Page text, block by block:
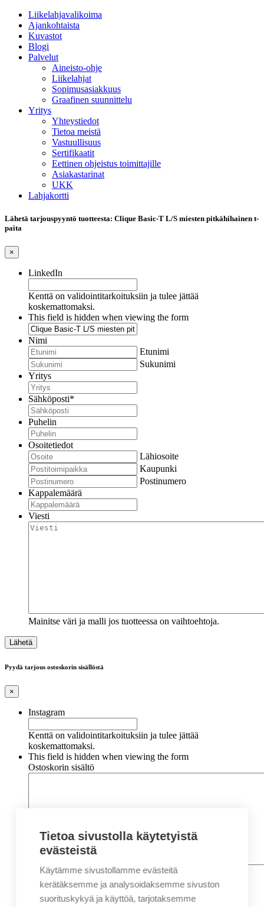
Liikelahjavalikoima
Ajankohtaista
Kuvastot
Blogi
Palvelut
Aineisto-ohje
Liikelahjat
Sopimusasiakkuus
Graafinen suunnittelu
Yritys
Yhteystiedot
Tietoa meistä
Vastuullisuus
Sertifikaatit
Eettinen ohjeistus toimittajille
Asiakastarinat
UKK
Lahjakortti
Lähetä tarjouspyyntö tuotteesta: Clique Basic-T L/S miesten pitkähihainen t-
paita
×
LinkedIn
Kenttä on validointitarkoituksiin ja tulee jättää
koskemattomaksi.
This field is hidden when viewing the form
Nimi
Etunimi
Sukunimi
Yritys
Sähköposti*
Puhelin
Osoitetiedot
Lähiosoite
Kaupunki
Postinumero
Kappalemäärä
Viesti
Mainitse väri ja malli jos tuotteessa on vaihtoehtoja.
Pyydä tarjous ostoskorin sisällöstä
×
Instagram
Kenttä on validointitarkoituksiin ja tulee jättää
koskemattomaksi.
This field is hidden when viewing the form
Ostoskorin sisältö
Nimi*
Etunimi
Sukunimi
Tietoa sivustolla käytetyistä
evästeistä
Käytämme sivustollamme evästeitä
kerätäksemme ja analysoidaksemme sivuston
suorituskykyä ja käyttöä, tarjotaksemme